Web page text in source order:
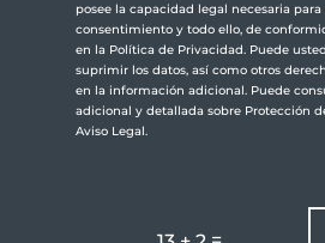
posee la capacidad legal necesaria
consentimiento y todo ello, de
en la Política de Privacidad. Puede
suprimir los datos, así como otros
en la información adicional. Puede
adicional y detallada sobre Protección
Aviso Legal.